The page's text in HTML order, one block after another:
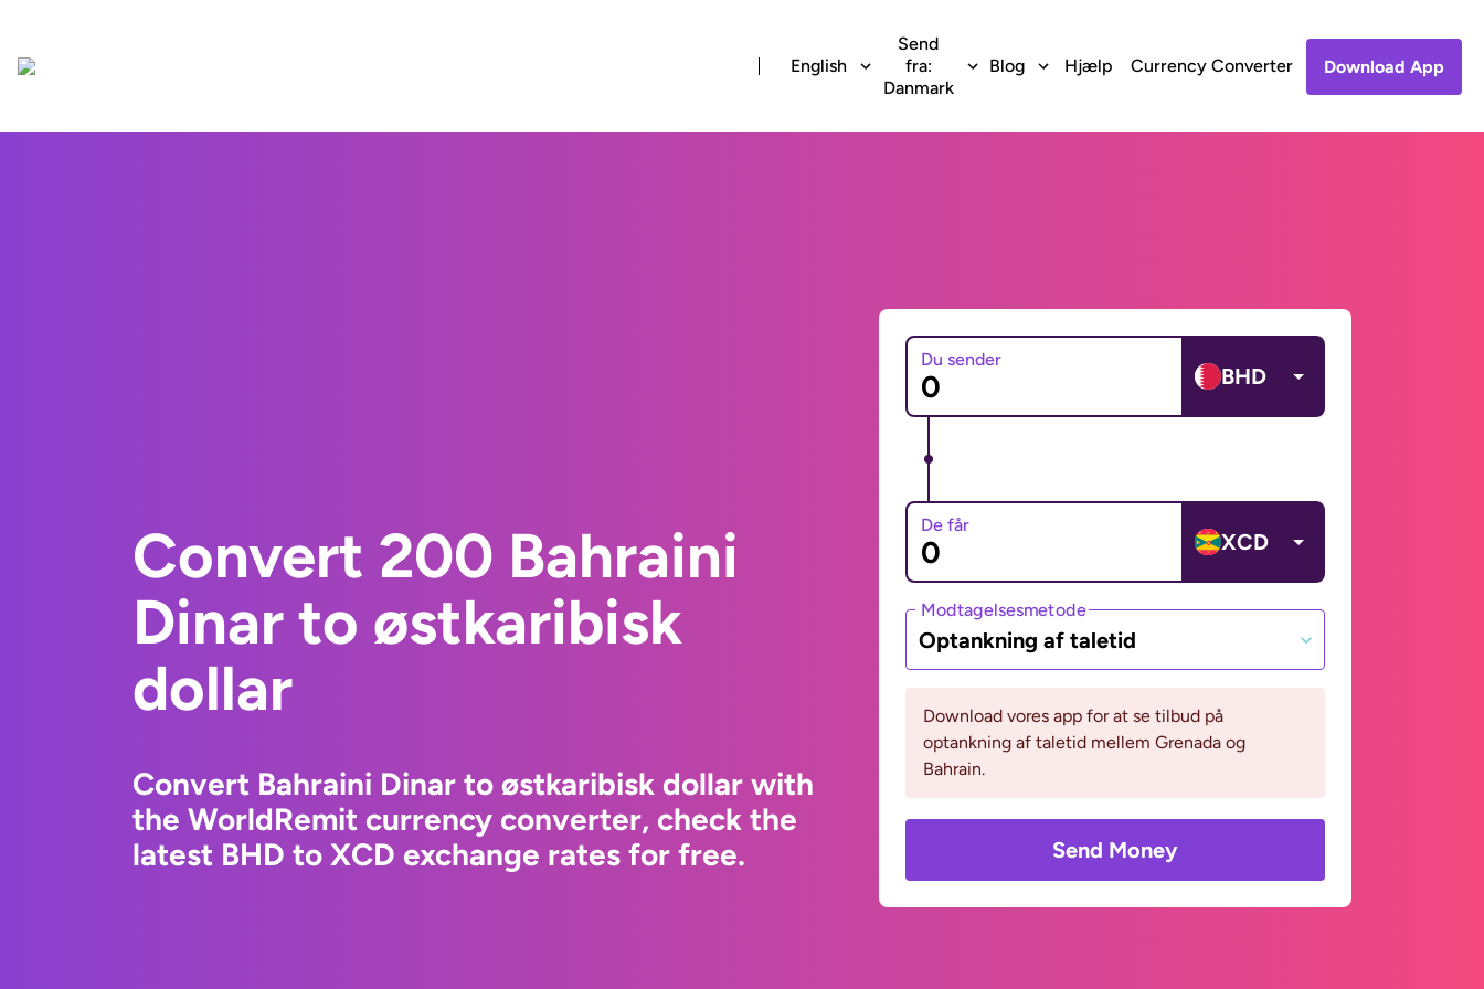
English
Send
fra:
Danmark
Blog Hjælp Currency Converter Download App
Convert 200 Bahraini
Dinar to østkaribisk
dollar
Convert Bahraini Dinar to østkaribisk dollar with
the WorldRemit currency converter, check the
latest BHD to XCD exchange rates for free.
Du sender
BHD
De får
XCD
Modtagelsesmetode
Optankning af taletid
Download vores app for at se tilbud på
optankning af taletid mellem Grenada og
Bahrain.
Send Money